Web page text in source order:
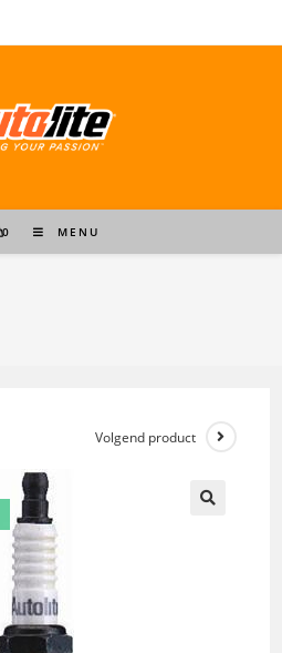
0 MENU
Volgend product